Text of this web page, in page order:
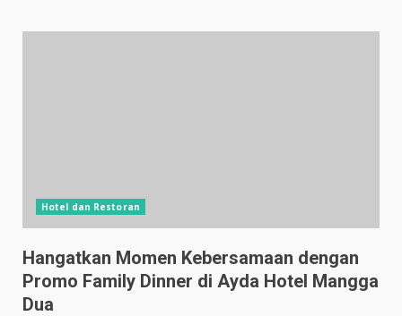
Hotel dan Restoran
Hangatkan Momen Kebersamaan dengan
Promo Family Dinner di Ayda Hotel Mangga
Dua